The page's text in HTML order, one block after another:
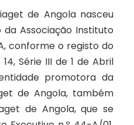
de Angola nasceu
Associação Instituto
conforme o registo do
Série III de 1 de Abril
promotora da
de Angola, também
de Angola, que se